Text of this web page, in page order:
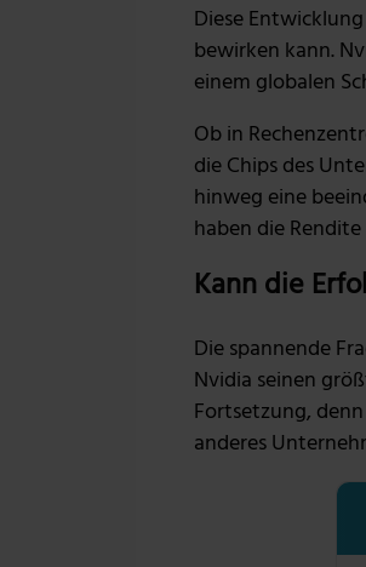
Diese
bewirken kann.
einem globalen
Ob in
die Chips des
hinweg eine
haben die
Kann die
Die spannende
Nvidia seinen
Fortsetzung,
anderes